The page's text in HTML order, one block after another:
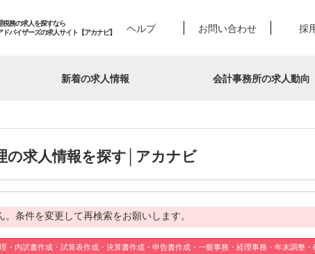
税務の求人を探すなら
ドバイザーズの求人サイト【アカナビ】
ヘルプ お問い合わせ 採
新着の求人情報 会計事務所の求人動向
求人情報を探す│アカナビ
条件を変更して再検索をお願いします。
・内訳書作成・試算表作成・決算書作成・申告書作成・一般事務・経理事務・年末調整